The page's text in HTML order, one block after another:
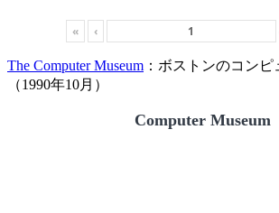
« ‹
The Computer Museum ：ボストンのコン
（1990年10月）
Computer Museum